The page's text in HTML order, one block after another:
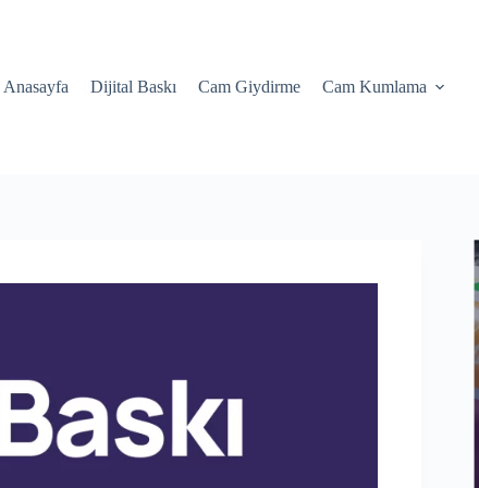
Anasayfa Dijital Baskı Cam Giydirme Cam Kumlama